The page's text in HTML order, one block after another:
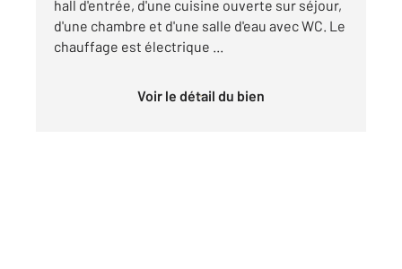
hall d'entrée, d'une cuisine ouverte sur séjour,
d'une chambre et d'une salle d'eau avec WC. Le
chauffage est électrique ...
Voir le détail du bien